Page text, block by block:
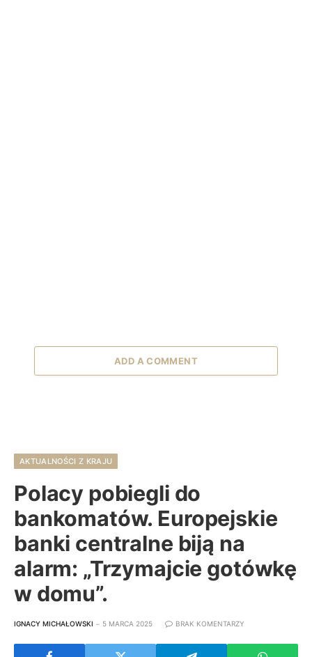
ADD A COMMENT
AKTUALNOŚCI Z KRAJU
Polacy pobiegli do
bankomatów. Europejskie
banki centralne biją na
alarm: „Trzymajcie gotówkę
w domu”.
IGNACY MICHAŁOWSKI 5 MARCA 2025 BRAK KOMENTARZY